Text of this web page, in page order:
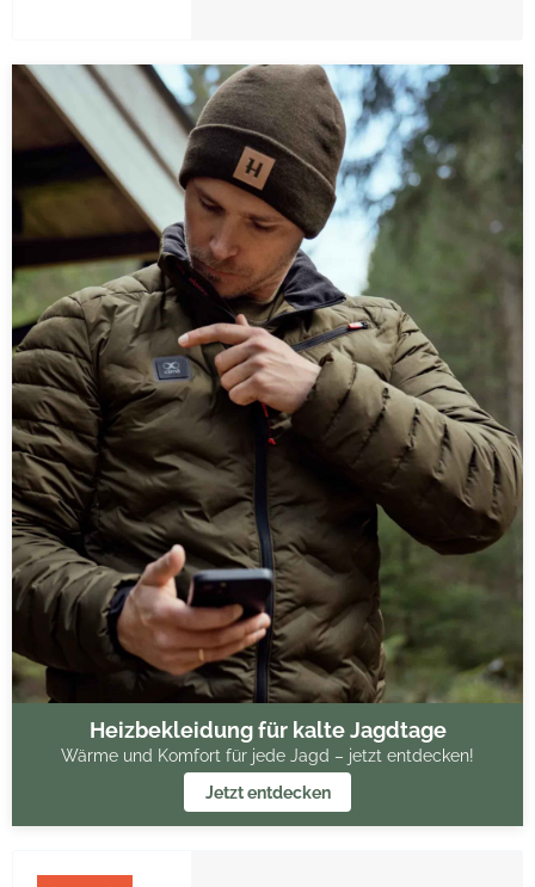
Heizbekleidung für kalte Jagdtage
Wärme und Komfort für jede Jagd – jetzt entdecken!
Jetzt entdecken